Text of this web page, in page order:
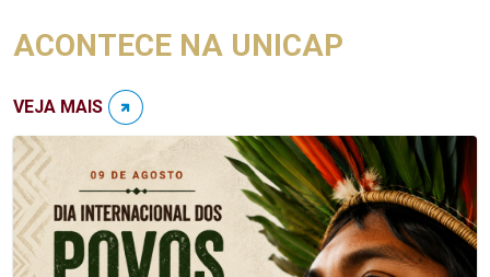
ACONTECE NA UNICAP
VEJA MAIS